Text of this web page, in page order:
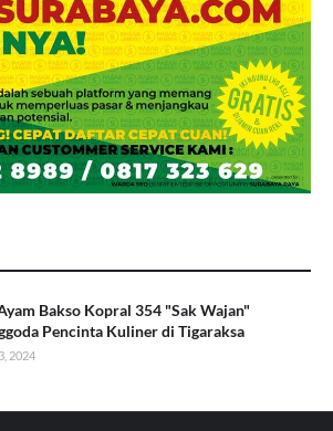
Bakso Kopral 354 "Sak Wajan"
Pencinta Kuliner di Tigaraksa
2024